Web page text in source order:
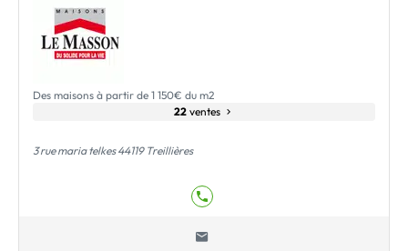
Des maisons à partir de 1 150€ du m2
22 ventes
3 rue maria telkes 44119 Treillières